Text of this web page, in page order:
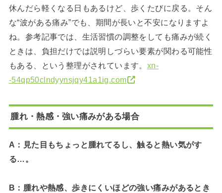
休んだら軽くなる日もあるけど、歩くたびに戻る。そん
な“波がある痛み”でも、期間が長いと不安になりますよ
ね。参考記事では、生活習慣の調整をしても痛みが続く
ときは、負担だけでは説明しづらい要素が関わる可能性
もある、という整理がされています。 xn-
-54qp50clndyynsjqy41a1ig.com
腫れ・熱感・強い痛みがある場合
A：見た目もちょっと腫れてるし、触ると熱い気がす
る…。
B：腫れや熱感、歩きにくいほどの強い痛みがあるとき